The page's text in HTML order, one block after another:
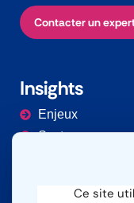
Ce site
Contacter un
Insights
Enjeux
Secteurs